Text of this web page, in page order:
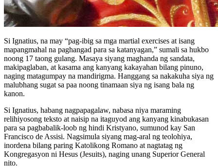
Si Ignatius, na may “pag-ibig sa mga martial exercises at isang
mapangmahal na paghangad para sa katanyagan,” sumali sa hukbo
noong 17 taong gulang. Masaya siyang maghanda ng sandata,
makipaglaban, at kasama ang kanyang kakayahan bilang pinuno,
naging matagumpay na mandirigma. Hanggang sa nakakuha siya ng
malubhang sugat sa paa noong tinamaan siya ng isang bala ng
kanon.
Si Ignatius, habang nagpapagalaw, nabasa niya maraming
relihiyosong teksto at naisip na itaguyod ang kanyang kinabukasan
para sa pagbabalik-loob ng hindi Kristyano, sumunod kay San
Francisco de Assisi. Nagsimula siyang mag-aral ng teolohiya,
inordena bilang paring Katolikong Romano at nagtatag ng
Kongregasyon ni Hesus (Jesuits), naging unang Superior General
nito.